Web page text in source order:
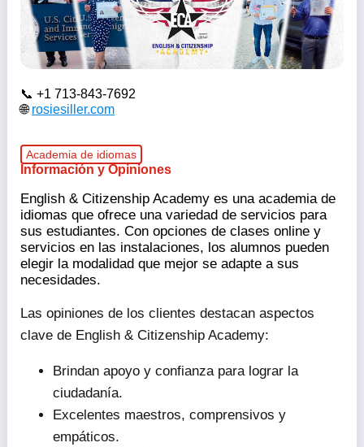
+1 713-843-7692
rosiesiller.com
Academia de idiomas
Información y Opiniones
English & Citizenship Academy es una academia de
idiomas que ofrece una variedad de servicios para
sus estudiantes. Con opciones de clases online y
servicios en las instalaciones, los alumnos pueden
elegir la modalidad que mejor se adapte a sus
necesidades.
Las opiniones de los clientes destacan aspectos
clave de English & Citizenship Academy:
Brindan apoyo y confianza para lograr la
ciudadanía.
Excelentes maestros, comprensivos y
empáticos.